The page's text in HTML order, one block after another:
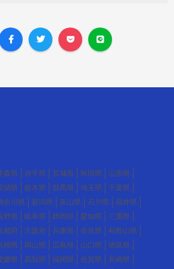
森県 岩手県 宮城県 秋田県
山形県
城県 栃木県 群馬県 埼玉県
千葉県
奈川県 新潟県 富山県 石川県
福井県
野県 岐阜県 静岡県 愛知県
三重県
都府 大阪府 兵庫県 奈良県
和歌山県
根県 岡山県 広島県 山口県
徳島県
媛県 高知県 福岡県 佐賀県 長崎県